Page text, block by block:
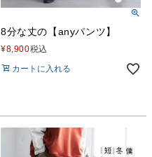
8分な丈の【anyパンツ】
¥8,900税込
カートに入れる